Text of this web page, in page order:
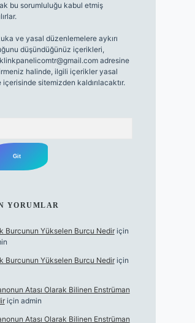
bu sorumluluğu kabul etmiş
ve yasal düzenlemelere aykırı
düşündüğünüz içerikleri,
adresine
halinde, ilgili içerikler yasal
içerisinde sitemizden kaldırılacaktır.
YORUMLAR
Burcunun Yükselen Burcu Nediriçin
Burcunun Yükselen Burcu Nediriçin
Atası Olarak Bilinen Enstrüman
için admin
Atası Olarak Bilinen Enstrüman